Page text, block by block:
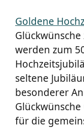
Goldene
werden zum
seltene
besonderer
für die